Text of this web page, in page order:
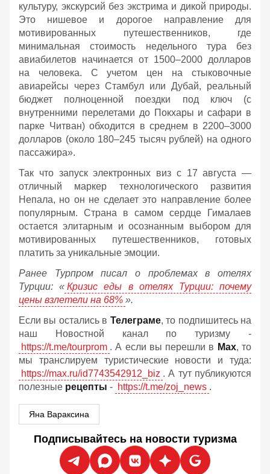
культуру, экскурсий без экстрима и дикой природы.
Это нишевое и дорогое направление для
мотивированных путешественников, где
минимальная стоимость недельного тура без
авиабилетов начинается от 1500–2000 долларов
на человека. С учетом цен на стыковочные
авиарейсы через Стамбул или Дубай, реальный
бюджет полноценной поездки под ключ (с
внутренними перелетами до Покхары и сафари в
парке Читван) обходится в среднем в 2200–3000
долларов (около 180–245 тысяч рублей) на одного
пассажира».
Так что запуск электронных виз с 17 августа —
отличный маркер технологического развития
Непала, но он не сделает это направление более
популярным. Страна в самом сердце Гималаев
остается элитарным и осознанным выбором для
мотивированных путешественников, готовых
платить за уникальные эмоции.
Ранее Турпром писал о проблемах в отелях
Турции: « Кризис еды в отелях Турции: почему
цены взлетели на 68% ».
Если вы остались в Телеграме, то подпишитесь на
наш Новостной канал по туризму -
https://t.me/tourprom . А если вы перешли в Мах, то
мы транслируем туристические новости и туда:
https://max.ru/id7743542912_biz . А тут публикуются
полезные рецепты - https://t.me/zoj_news .
Яна Вараксина
Подписывайтесь на новости туризма